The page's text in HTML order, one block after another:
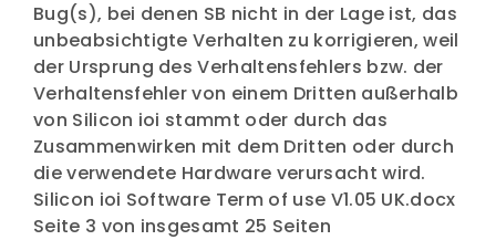
Bug(s), bei denen SB nicht in der Lage ist, das
unbeabsichtigte Verhalten zu korrigieren, weil
der Ursprung des Verhaltensfehlers bzw. der
Verhaltensfehler von einem Dritten außerhalb
von Silicon ioi stammt oder durch das
Zusammenwirken mit dem Dritten oder durch
die verwendete Hardware verursacht wird.
Silicon ioi Software Term of use V1.05 UK.docx
Seite 3 von insgesamt 25 Seiten